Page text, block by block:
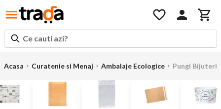
Ce cauti azi?
Acasa Curatenie si Menaj Ambalaje Ecologice Pungi Bijuterii